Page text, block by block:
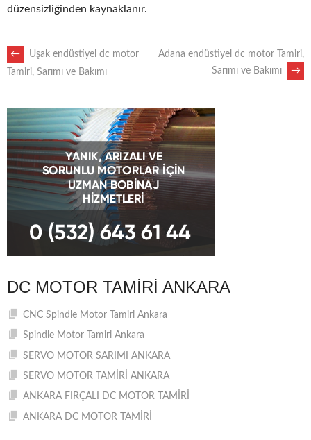
düzensizliğinden kaynaklanır.
POST
NAVIGATION
←
Uşak endüstiyel dc motor
Tamiri, Sarımı ve Bakımı
Adana endüstiyel dc motor Tamiri,
Sarımı ve Bakımı
→
DC MOTOR TAMIRI ANKARA
CNC Spindle Motor Tamiri Ankara
Spindle Motor Tamiri Ankara
SERVO MOTOR SARIMI ANKARA
SERVO MOTOR TAMİRİ ANKARA
ANKARA FIRÇALI DC MOTOR TAMİRİ
ANKARA DC MOTOR TAMİRİ